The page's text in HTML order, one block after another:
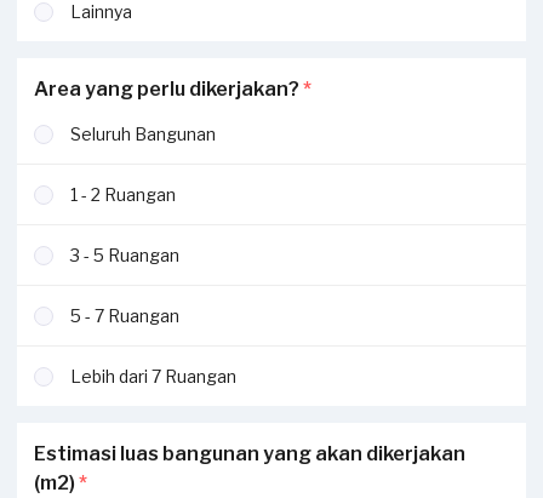
Lainnya
Area yang perlu dikerjakan? *
Seluruh Bangunan
1 - 2 Ruangan
3 - 5 Ruangan
5 - 7 Ruangan
Lebih dari 7 Ruangan
Estimasi luas bangunan yang akan dikerjakan
(m2) *